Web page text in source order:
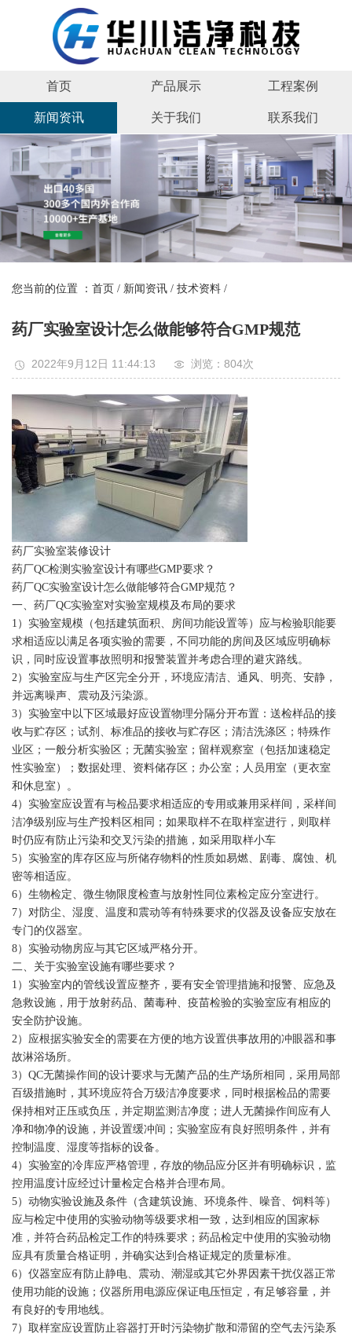
首页 产品展示 工程案例
新闻资讯 关于我们 联系我们
您当前的位置 ： 首页 / 新闻资讯 / 技术资料 /
药厂实验室设计怎么做能够符合GMP规范
2022年9月12日 11:44:13 浏览：804次
药厂实验室装修设计
药厂QC检测实验室设计有哪些GMP要求？
药厂QC实验室设计怎么做能够符合GMP规范？
一、药厂QC实验室对实验室规模及布局的要求
1）实验室规模（包括建筑面积、房间功能设置等）应与检验职能要
求相适应以满足各项实验的需要，不同功能的房间及区域应明确标
识，同时应设置事故照明和报警装置并考虑合理的避灾路线。
2）实验室应与生产区完全分开，环境应清洁、通风、明亮、安静，
并远离噪声、震动及污染源。
3）实验室中以下区域最好应设置物理分隔分开布置：送检样品的接
收与贮存区；试剂、标准品的接收与贮存区；清洁洗涤区；特殊作
业区；一般分析实验区；无菌实验室；留样观察室（包括加速稳定
性实验室）；数据处理、资料储存区；办公室；人员用室（更衣室
和休息室）。
4）实验室应设置有与检品要求相适应的专用或兼用采样间，采样间
洁净级别应与生产投料区相同；如果取样不在取样室进行，则取样
时仍应有防止污染和交叉污染的措施，如采用取样小车
5）实验室的库存区应与所储存物料的性质如易燃、剧毒、腐蚀、机
密等相适应。
6）生物检定、微生物限度检查与放射性同位素检定应分室进行。
7）对防尘、湿度、温度和震动等有特殊要求的仪器及设备应安放在
专门的仪器室。
8）实验动物房应与其它区域严格分开。
二、关于实验室设施有哪些要求？
1）实验室内的管线设置应整齐，要有安全管理措施和报警、应急及
急救设施，用于放射药品、菌毒种、疫苗检验的实验室应有相应的
安全防护设施。
2）应根据实验安全的需要在方便的地方设置供事故用的冲眼器和事
故淋浴场所。
3）QC无菌操作间的设计要求与无菌产品的生产场所相同，采用局部
百级措施时，其环境应符合万级洁净度要求，同时根据检品的需要
保持相对正压或负压，并定期监测洁净度；进人无菌操作间应有人
净和物净的设施，并设置缓冲间；实验室应有良好照明条件，并有
控制温度、湿度等指标的设备。
4）实验室的冷库应严格管理，存放的物品应分区并有明确标识，监
控用温度计应经过计量检定合格并合理布局。
5）动物实验设施及条件（含建筑设施、环境条件、噪音、饲料等）
应与检定中使用的实验动物等级要求相一致，达到相应的国家标
准，并符合药品检定工作的特殊要求；药品检定中使用的实验动物
应具有质量合格证明，并确实达到合格证规定的质量标准。
6）仪器室应有防止静电、震动、潮湿或其它外界因素干扰仪器正常
使用功能的设施；仪器所用电源应保证电压恒定，有足够容量，并
有良好的专用地线。
7）取样室应设置防止容器打开时污染物扩散和滞留的空气去污染系